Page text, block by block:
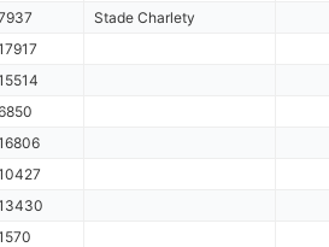
Stade Charlety